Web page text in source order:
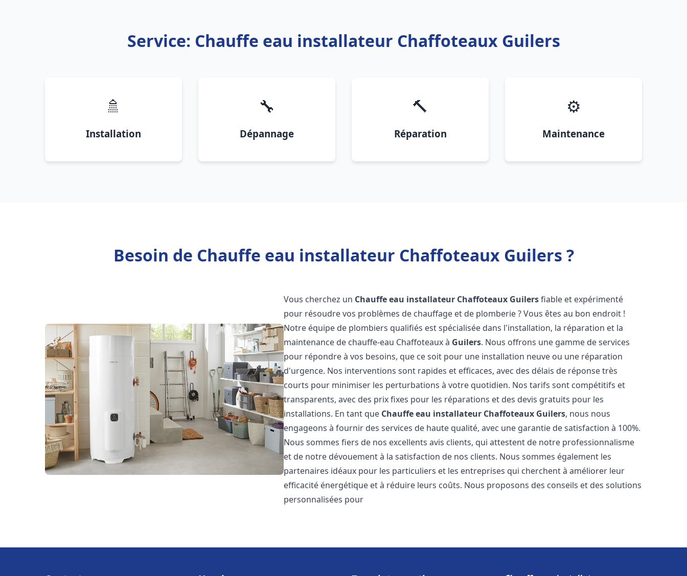
Service: Chauffe eau installateur Chaffoteaux Guilers
🚿
Installation
🔧
Dépannage
🔨
Réparation
⚙️
Maintenance
Besoin de Chauffe eau installateur Chaffoteaux Guilers ?
Vous cherchez un Chauffe eau installateur Chaffoteaux Guilersfiable et expérimenté
pour résoudre vos problèmes de chauffage et de plomberie ? Vous êtes au bon endroit !
Notre équipe de plombiers qualifiés est spécialisée dans l'installation, la réparation et la
maintenance de chauffe-eau Chaffoteaux à Guilers. Nous offrons une gamme de services
pour répondre à vos besoins, que ce soit pour une installation neuve ou une réparation
d'urgence. Nos interventions sont rapides et efficaces, avec des délais de réponse très
courts pour minimiser les perturbations à votre quotidien. Nos tarifs sont compétitifs et
transparents, avec des prix fixes pour les réparations et des devis gratuits pour les
installations. En tant que Chauffe eau installateur Chaffoteaux Guilers, nous nous
engageons à fournir des services de haute qualité, avec une garantie de satisfaction à 100%.
Nous sommes fiers de nos excellents avis clients, qui attestent de notre professionnalisme
et de notre dévouement à la satisfaction de nos clients. Nous sommes également les
partenaires idéaux pour les particuliers et les entreprises qui cherchent à améliorer leur
efficacité énergétique et à réduire leurs coûts. Nous proposons des conseils et des solutions
personnalisées pour